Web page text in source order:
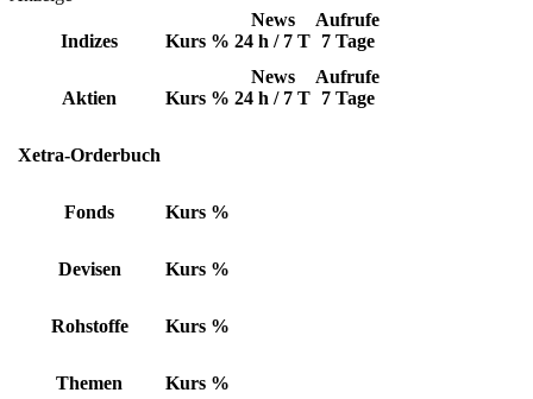
Indizes Kurs %
News
24 h / 7 T
Aufrufe
7 Tage
Aktien Kurs %
News
24 h / 7 T
Aufrufe
7 Tage
Xetra-Orderbuch
Fonds Kurs %
Devisen Kurs %
Rohstoffe Kurs %
Themen Kurs %